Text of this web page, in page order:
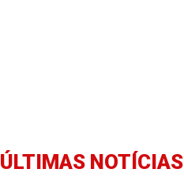
ÚLTIMAS NOTÍCIAS